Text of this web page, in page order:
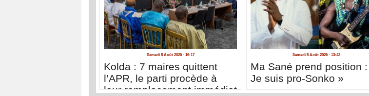
Samedi 8 Août 2026 - 16:17
Kolda : 7 maires quittent
l’APR, le parti procède à
leur remplacement immédiat
Samedi 8 Août 2026 - 13:42
Ma Sané prend position
Je suis pro-Sonko »